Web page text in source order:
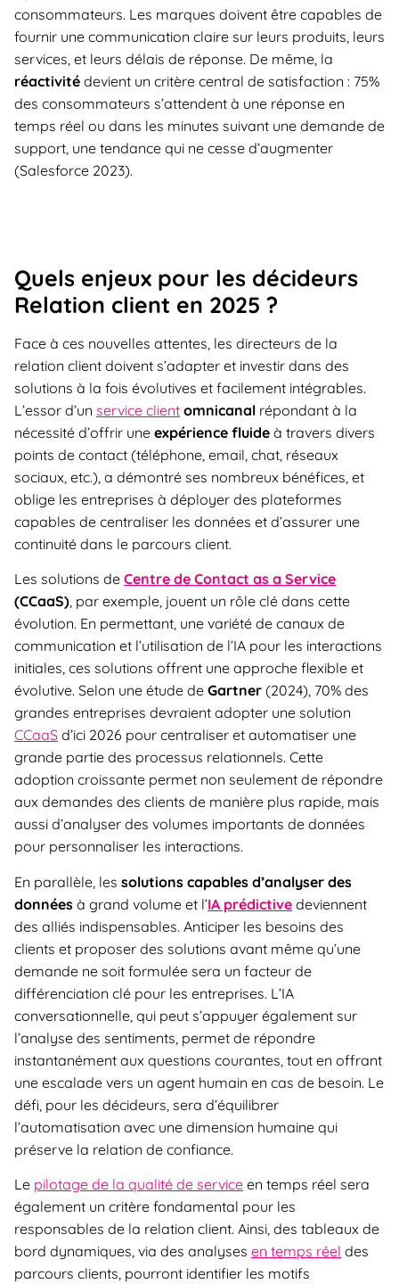
consommateurs. Les marques doivent être capables de
fournir une communication claire sur leurs produits, leurs
services, et leurs délais de réponse. De même, la
réactivité devient un critère central de satisfaction : 75%
des consommateurs s’attendent à une réponse en
temps réel ou dans les minutes suivant une demande de
support, une tendance qui ne cesse d’augmenter
(Salesforce 2023).
Quels enjeux pour les décideurs
Relation client en 2025 ?
Face à ces nouvelles attentes, les directeurs de la
relation client doivent s’adapter et investir dans des
solutions à la fois évolutives et facilement intégrables.
L’essor d’un service client omnicanal répondant à la
nécessité d’offrir une expérience fluide à travers divers
points de contact (téléphone, email, chat, réseaux
sociaux, etc.), a démontré ses nombreux bénéfices, et
oblige les entreprises à déployer des plateformes
capables de centraliser les données et d’assurer une
continuité dans le parcours client.
Les solutions de Centre de Contact as a Service
(CCaaS), par exemple, jouent un rôle clé dans cette
évolution. En permettant, une variété de canaux de
communication et l’utilisation de l’IA pour les interactions
initiales, ces solutions offrent une approche flexible et
évolutive. Selon une étude de Gartner (2024), 70% des
grandes entreprises devraient adopter une solution
CCaaS d’ici 2026 pour centraliser et automatiser une
grande partie des processus relationnels. Cette
adoption croissante permet non seulement de répondre
aux demandes des clients de manière plus rapide, mais
aussi d’analyser des volumes importants de données
pour personnaliser les interactions.
En parallèle, les solutions capables d’analyser des
données à grand volume et l’IA prédictive deviennent
des alliés indispensables. Anticiper les besoins des
clients et proposer des solutions avant même qu’une
demande ne soit formulée sera un facteur de
différenciation clé pour les entreprises. L’IA
conversationnelle, qui peut s’appuyer également sur
l’analyse des sentiments, permet de répondre
instantanément aux questions courantes, tout en offrant
une escalade vers un agent humain en cas de besoin. Le
défi, pour les décideurs, sera d’équilibrer
l’automatisation avec une dimension humaine qui
préserve la relation de confiance.
Le pilotage de la qualité de service en temps réel sera
également un critère fondamental pour les
responsables de la relation client. Ainsi, des tableaux de
bord dynamiques, via des analyses en temps réel des
parcours clients, pourront identifier les motifs